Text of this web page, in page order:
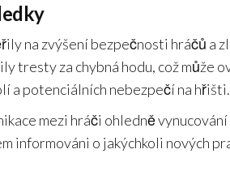
na zvýšení bezpečnosti hráčů a
tresty za chybná hodu, což může
a potenciálních nebezpečí na hřišti.
mezi hráči ohledně
informováni o jakýchkoli nových